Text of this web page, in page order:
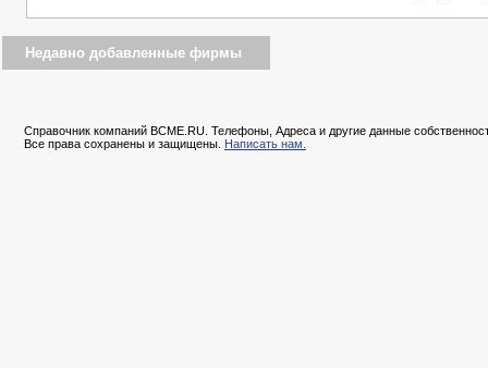
Недавно добавленные фирмы
Справочник компаний BCME.RU. Телефоны, Адреса и другие данные
Все права сохранены и защищены. Написать нам.